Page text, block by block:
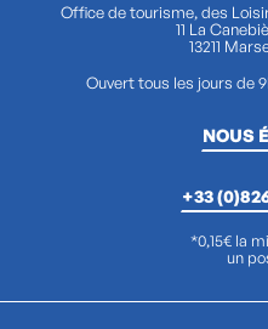
Office de tourisme, des
11 La
13211
Ouvert tous les jours de
NOUS
+33
*0,15€ la
un